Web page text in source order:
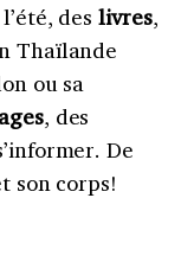
deslivres,
Thaïlande
ou sa
, des
De
son corps!